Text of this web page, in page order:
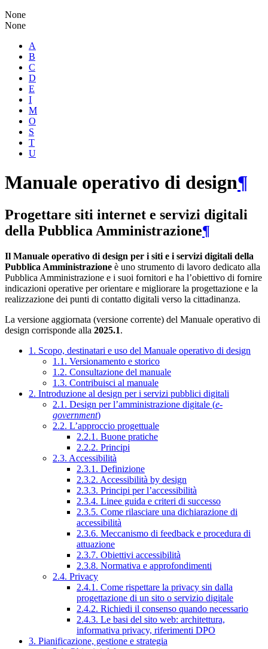
None
None
A
B
C
D
E
I
M
O
S
T
U
Manuale operativo di design¶
Progettare siti internet e servizi digitali
della Pubblica Amministrazione¶
Il Manuale operativo di design per i siti e i servizi digitali della
Pubblica Amministrazione è uno strumento di lavoro dedicato alla
Pubblica Amministrazione e i suoi fornitori e ha l’obiettivo di fornire
indicazioni operative per orientare e migliorare la progettazione e la
realizzazione dei punti di contatto digitali verso la cittadinanza.
La versione aggiornata (versione corrente) del Manuale operativo di
design corrisponde alla 2025.1.
1. Scopo, destinatari e uso del Manuale operativo di design
1.1. Versionamento e storico
1.2. Consultazione del manuale
1.3. Contribuisci al manuale
2. Introduzione al design per i servizi pubblici digitali
2.1. Design per l’amministrazione digitale (e-
government)
2.2. L’approccio progettuale
2.2.1. Buone pratiche
2.2.2. Principi
2.3. Accessibilità
2.3.1. Definizione
2.3.2. Accessibilità by design
2.3.3. Principi per l’accessibilità
2.3.4. Linee guida e criteri di successo
2.3.5. Come rilasciare una dichiarazione di
accessibilità
2.3.6. Meccanismo di feedback e procedura di
attuazione
2.3.7. Obiettivi accessibilità
2.3.8. Normativa e approfondimenti
2.4. Privacy
2.4.1. Come rispettare la privacy sin dalla
progettazione di un sito o servizio digitale
2.4.2. Richiedi il consenso quando necessario
2.4.3. Le basi del sito web: architettura,
informativa privacy, riferimenti DPO
3. Pianificazione, gestione e strategia